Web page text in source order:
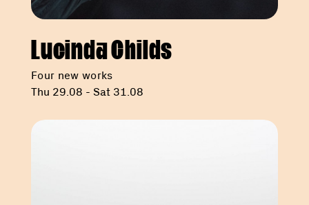
Lucinda Childs
Four new works
Thu 29.08 - Sat 31.08